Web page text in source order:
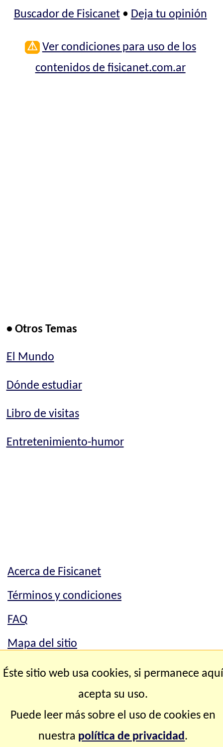
Buscador de Fisicanet• Deja tu opinión
⚠ Ver condiciones para uso de los
contenidos de fisicanet.com.ar
• Otros Temas
El Mundo
Dónde estudiar
Libro de visitas
Entretenimiento-humor
Acerca de Fisicanet
Términos y condiciones
FAQ
Mapa del sitio
Mapa del sitio
Copyright © 2.000-2.028 Fisicanet ® Todos los
Éste sitio web usa cookies, si permanece aquí
acepta su uso.
Puede leer más sobre el uso de cookies en
nuestra política de privacidad.